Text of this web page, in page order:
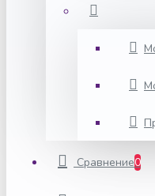
Сравнение0